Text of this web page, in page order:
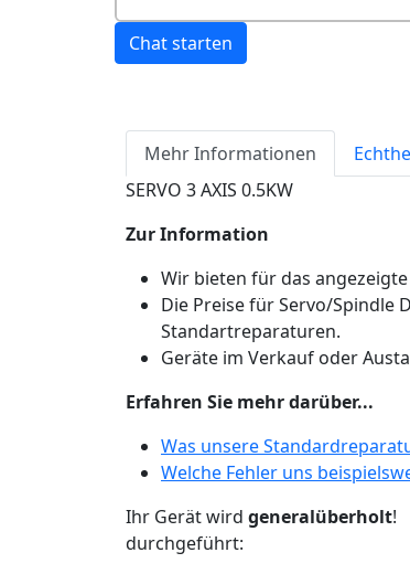
Chat starten
Mehr Informationen
SERVO 3 AXIS 0.5KW
Zur Information
Wir bieten für das
Die Preise für Servo/Spindle
Standartreparaturen.
Geräte im Verkauf oder
Erfahren Sie mehr darüber...
Was unsere
Welche Fehler uns
Ihr Gerät wird generalüberholt!
durchgeführt: